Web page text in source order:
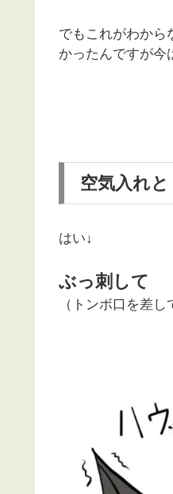
でもこれがわから
かったんですが
空気入れ
はい↓
ぶっ刺して
（トンボ口を差し